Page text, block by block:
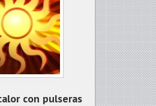
con pulseras